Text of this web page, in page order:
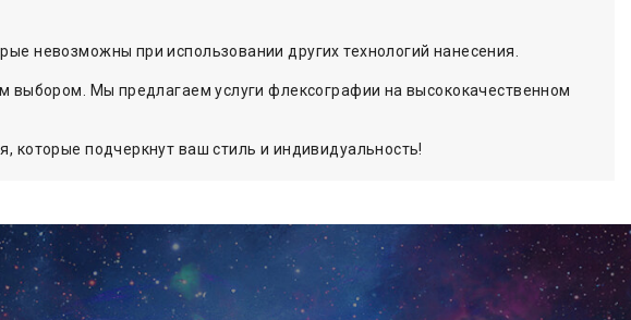
невозможны при использовании других технологий нанесения.
выбором. Мы предлагаем услуги флексографии на высококачественном
подчеркнут ваш стиль и индивидуальность!